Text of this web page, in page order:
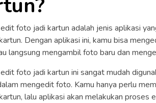
foto jadi kartun adalah jenis aplikasi
Dengan aplikasi ini, kamu bisa
langsung mengambil foto baru dan
foto jadi kartun ini sangat mudah
mengedit foto. Kamu hanya perlu
lalu aplikasi akan melakukan proses